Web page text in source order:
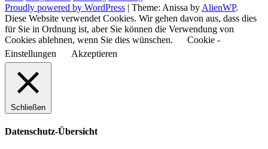
Proudly powered by WordPress | Theme: Anissa by AlienWP.
Diese Website verwendet Cookies. Wir gehen davon aus, dass dies
für Sie in Ordnung ist, aber Sie können die Verwendung von
Cookies ablehnen, wenn Sie dies wünschen.
Cookie -
Einstellungen
Akzeptieren
Schließen
Datenschutz-Übersicht